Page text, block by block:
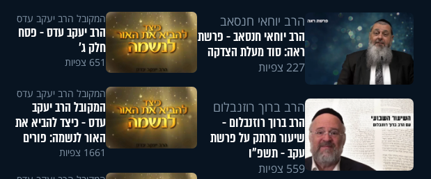
הרב יוחאי חנסאב
הרב יוחאי חנסאב - פרשת
ראה: סוד מעלת הצדקה
227 צפיות
הרב ברוך רוזנבלום
הרב ברוך רוזנבלום -
שיעור מרתק על פרשת
עקב - תשפ"ו
559 צפיות
המקובל הרב יעקב עדס
הרב יעקב עדס - פסח
חלק ג'
651 צפיות
המקובל הרב יעקב עדס
המקובל הרב יעקב
עדס - כיצד להביא את
האור לנשמה: פורים
1661 צפיות